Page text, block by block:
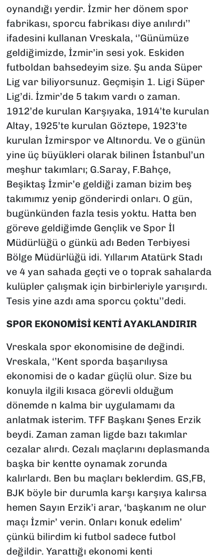
oynandığı yerdir. İzmir her dönem spor
fabrikası, sporcu fabrikası diye anılırdı’’
ifadesini kullanan Vreskala, ‘’Günümüze
geldiğimizde, İzmir’in sesi yok. Eskiden
futboldan bahsedeyim size. Şu anda Süper
Lig var biliyorsunuz. Geçmişin 1. Ligi Süper
Lig’di. İzmir’de 5 takım vardı o zaman.
1912’de kurulan Karşıyaka, 1914’te kurulan
Altay, 1925’te kurulan Göztepe, 1923’te
kurulan İzmirspor ve Altınordu. Ve o günün
yine üç büyükleri olarak bilinen İstanbul’un
meşhur takımları; G.Saray, F.Bahçe,
Beşiktaş İzmir’e geldiği zaman bizim beş
takımımız yenip gönderirdi onları. O gün,
bugünkünden fazla tesis yoktu. Hatta ben
göreve geldiğimde Gençlik ve Spor İl
Müdürlüğü o günkü adı Beden Terbiyesi
Bölge Müdürlüğü idi. Yıllarım Atatürk Stadı
ve 4 yan sahada geçti ve o toprak sahalarda
kulüpler çalışmak için birbirleriyle yarışırdı.
Tesis yine azdı ama sporcu çoktu’’dedi.
SPOR EKONOMİSİ KENTİ AYAKLANDIRIR
Vreskala spor ekonomisine de değindi.
Vreskala, ‘’Kent sporda başarılıysa
ekonomisi de o kadar güçlü olur. Size bu
konuyla ilgili kısaca görevli olduğum
dönemde n kalma bir uygulamamı da
anlatmak isterim. TFF Başkanı Şenes Erzik
beydi. Zaman zaman ligde bazı takımlar
cezalar alırdı. Cezalı maçlarını deplasmanda
başka bir kentte oynamak zorunda
kalırlardı. Ben bu maçları beklerdim. GS,FB,
BJK böyle bir durumla karşı karşıya kalırsa
hemen Sayın Erzik’i arar, ‘başkanım ne olur
maçı İzmir’ verin. Onları konuk edelim’
çünkü bilirdim ki futbol sadece futbol
değildir. Yarattığı ekonomi kenti